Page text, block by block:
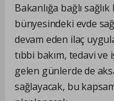
Bakanlığa bağlı
bünyesindeki evde
devam eden ilaç
tıbbi bakım, tedavi
gelen günlerde de
sağlayacak, bu